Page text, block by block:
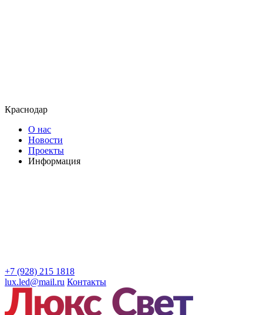
Краснодар
О нас
Новости
Проекты
Информация
+7 (928) 215 1818
lux.led@mail.ru Контакты